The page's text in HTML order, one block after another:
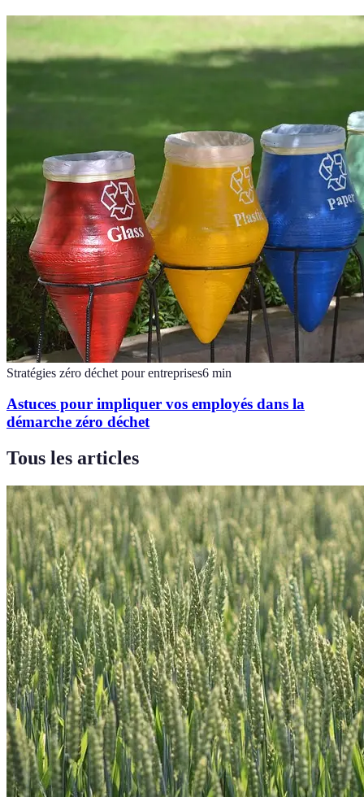
Stratégies zéro déchet pour entreprises6 min
Astuces pour impliquer vos employés dans la
démarche zéro déchet
Tous les articles